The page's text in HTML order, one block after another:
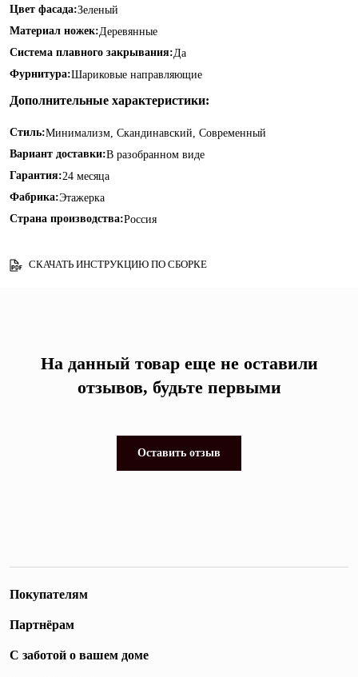
Цвет фасада:Зеленый
Материал ножек:Деревянные
Система плавного закрывания:Да
Фурнитура:Шариковые направляющие
Дополнительные характеристики:
Стиль:Минимализм, Скандинавский, Современный
Вариант доставки:В разобранном виде
Гарантия:24 месяца
Фабрика:Этажерка
Страна производства:Россия
СКАЧАТЬ ИНСТРУКЦИЮ ПО СБОРКЕ
На данный товар еще не оставили
отзывов, будьте первыми
Оставить отзыв
Покупателям
Партнёрам
С заботой о вашем доме